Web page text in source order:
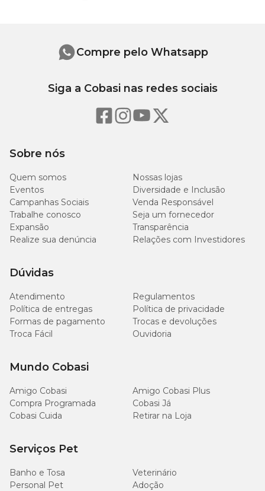
Sobre nós
Quem somos
Nossas lojas
Eventos
Diversidade e Inclusão
Campanhas Sociais
Venda Responsável
Trabalhe conosco
Seja um fornecedor
Expansão
Transparência
Realize sua denúncia
Relações com Investidores
Dúvidas
Atendimento
Regulamentos
Política de entregas
Política de privacidade
Formas de pagamento
Trocas e devoluções
Troca Fácil
Ouvidoria
Mundo Cobasi
Amigo Cobasi
Amigo Cobasi Plus
Compra Programada
Cobasi Já
Cobasi Cuida
Retirar na Loja
Serviços Pet
Banho e Tosa
Veterinário
Personal Pet
Adoção
Compre pelo Whatsapp
Siga a Cobasi nas redes sociais